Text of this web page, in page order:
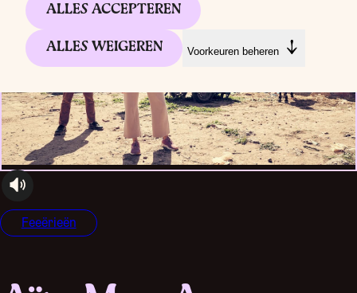
ALLES ACCEPTEREN
ALLES WEIGEREN Voorkeuren beheren
Feeërieën